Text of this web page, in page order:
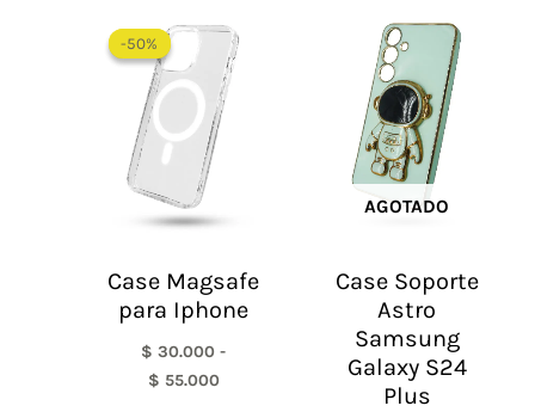
-50%
-50%
Case Magsafe
para Iphone
$ 30.000 -
$ 55.000
de
precios:
desde
$ 30.000
hasta
AGOTADO
Case Soporte
Astro
Samsung
Galaxy S24
Plus